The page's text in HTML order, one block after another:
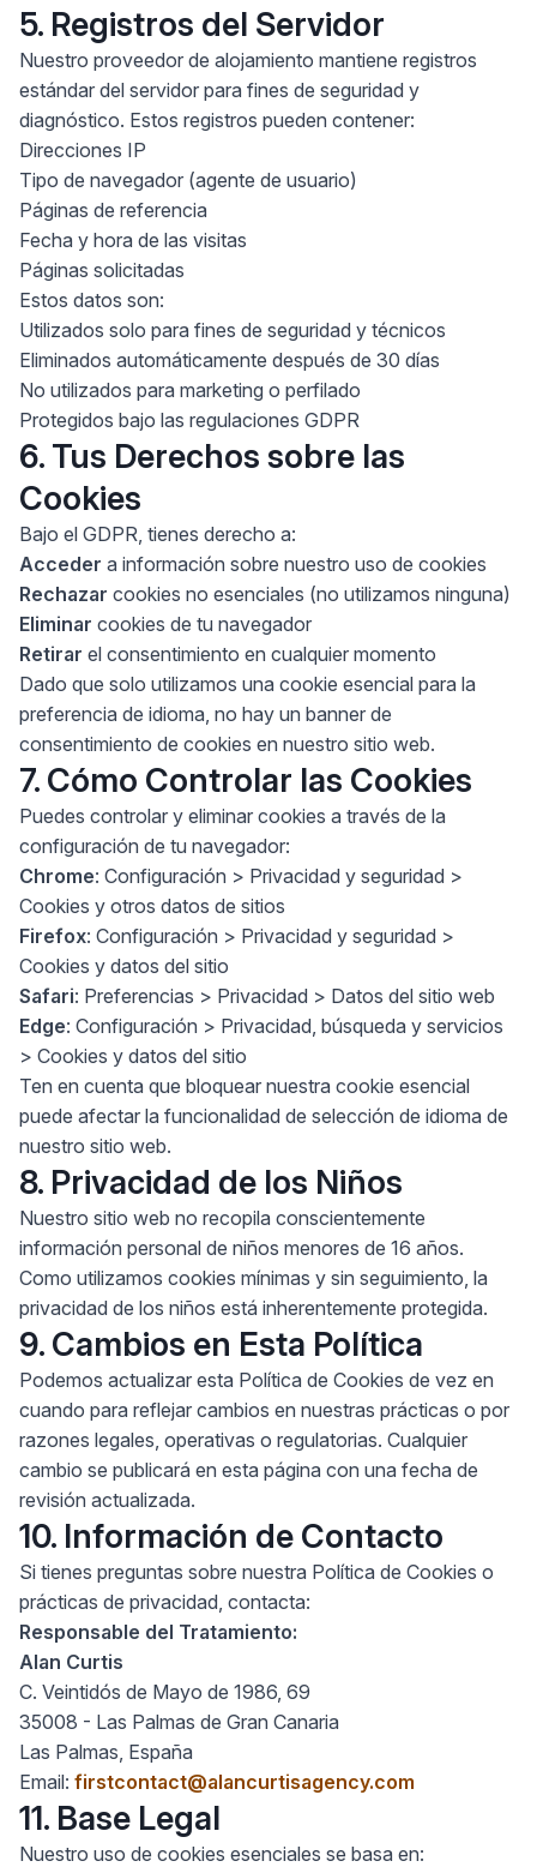
5. Registros del Servidor
Nuestro proveedor de alojamiento mantiene registros
estándar del servidor para fines de seguridad y
diagnóstico. Estos registros pueden contener:
Direcciones IP
Tipo de navegador (agente de usuario)
Páginas de referencia
Fecha y hora de las visitas
Páginas solicitadas
Estos datos son:
Utilizados solo para fines de seguridad y técnicos
Eliminados automáticamente después de 30 días
No utilizados para marketing o perfilado
Protegidos bajo las regulaciones GDPR
6. Tus Derechos sobre las
Cookies
Bajo el GDPR, tienes derecho a:
Acceder a información sobre nuestro uso de cookies
Rechazar cookies no esenciales (no utilizamos ninguna)
Eliminar cookies de tu navegador
Retirar el consentimiento en cualquier momento
Dado que solo utilizamos una cookie esencial para la
preferencia de idioma, no hay un banner de
consentimiento de cookies en nuestro sitio web.
7. Cómo Controlar las Cookies
Puedes controlar y eliminar cookies a través de la
configuración de tu navegador:
Chrome: Configuración > Privacidad y seguridad >
Cookies y otros datos de sitios
Firefox: Configuración > Privacidad y seguridad >
Cookies y datos del sitio
Safari: Preferencias > Privacidad > Datos del sitio web
Edge: Configuración > Privacidad, búsqueda y servicios
> Cookies y datos del sitio
Ten en cuenta que bloquear nuestra cookie esencial
puede afectar la funcionalidad de selección de idioma de
nuestro sitio web.
8. Privacidad de los Niños
Nuestro sitio web no recopila conscientemente
información personal de niños menores de 16 años.
Como utilizamos cookies mínimas y sin seguimiento, la
privacidad de los niños está inherentemente protegida.
9. Cambios en Esta Política
Podemos actualizar esta Política de Cookies de vez en
cuando para reflejar cambios en nuestras prácticas o por
razones legales, operativas o regulatorias. Cualquier
cambio se publicará en esta página con una fecha de
revisión actualizada.
10. Información de Contacto
Si tienes preguntas sobre nuestra Política de Cookies o
prácticas de privacidad, contacta:
Responsable del Tratamiento:
Alan Curtis
C. Veintidós de Mayo de 1986, 69
35008 - Las Palmas de Gran Canaria
Las Palmas, España
Email: firstcontact@alancurtisagency.com
11. Base Legal
Nuestro uso de cookies esenciales se basa en: